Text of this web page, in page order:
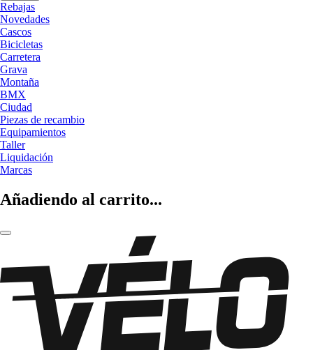
Rebajas
Novedades
Cascos
Bicicletas
Carretera
Grava
Montaña
BMX
Ciudad
Piezas de recambio
Equipamientos
Taller
Liquidación
Marcas
Añadiendo al carrito...